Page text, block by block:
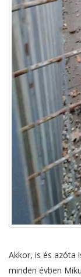
Akkor, is és azóta
minden évben